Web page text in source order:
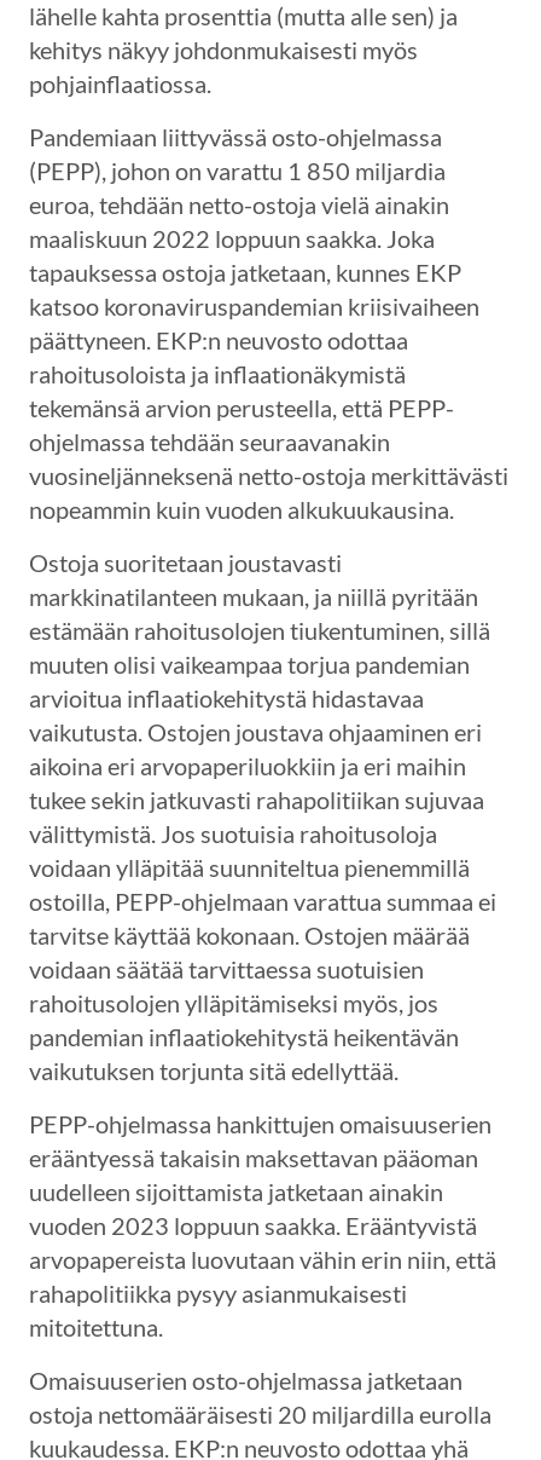
lähelle kahta prosenttia (mutta alle sen) ja
kehitys näkyy johdonmukaisesti myös
pohjainflaatiossa.
Pandemiaan liittyvässä osto-ohjelmassa
(PEPP), johon on varattu 1 850 miljardia
euroa, tehdään netto-ostoja vielä ainakin
maaliskuun 2022 loppuun saakka. Joka
tapauksessa ostoja jatketaan, kunnes EKP
katsoo koronaviruspandemian kriisivaiheen
päättyneen. EKP:n neuvosto odottaa
rahoitusoloista ja inflaationäkymistä
tekemänsä arvion perusteella, että PEPP-
ohjelmassa tehdään seuraavanakin
vuosineljänneksenä netto-ostoja merkittävästi
nopeammin kuin vuoden alkukuukausina.
Ostoja suoritetaan joustavasti
markkinatilanteen mukaan, ja niillä pyritään
estämään rahoitusolojen tiukentuminen, sillä
muuten olisi vaikeampaa torjua pandemian
arvioitua inflaatiokehitystä hidastavaa
vaikutusta. Ostojen joustava ohjaaminen eri
aikoina eri arvopaperiluokkiin ja eri maihin
tukee sekin jatkuvasti rahapolitiikan sujuvaa
välittymistä. Jos suotuisia rahoitusoloja
voidaan ylläpitää suunniteltua pienemmillä
ostoilla, PEPP-ohjelmaan varattua summaa ei
tarvitse käyttää kokonaan. Ostojen määrää
voidaan säätää tarvittaessa suotuisien
rahoitusolojen ylläpitämiseksi myös, jos
pandemian inflaatiokehitystä heikentävän
vaikutuksen torjunta sitä edellyttää.
PEPP-ohjelmassa hankittujen omaisuuserien
erääntyessä takaisin maksettavan pääoman
uudelleen sijoittamista jatketaan ainakin
vuoden 2023 loppuun saakka. Erääntyvistä
arvopapereista luovutaan vähin erin niin, että
rahapolitiikka pysyy asianmukaisesti
mitoitettuna.
Omaisuuserien osto-ohjelmassa jatketaan
ostoja nettomääräisesti 20 miljardilla eurolla
kuukaudessa. EKP:n neuvosto odottaa yhä